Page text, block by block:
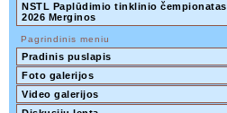
NSTL Paplūdimio tinklinio čempionatas
2026 Merginos
Pagrindinis meniu
Pradinis puslapis
Foto galerijos
Video galerijos